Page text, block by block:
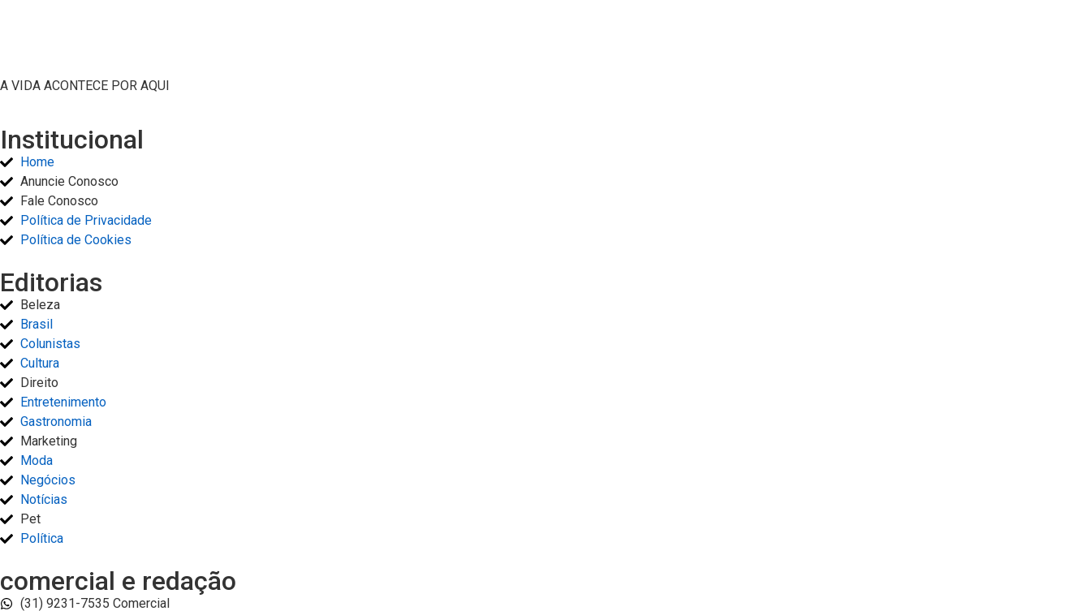
A VIDA ACONTECE POR AQUI
Institucional
Home
Anuncie Conosco
Fale Conosco
Política de Privacidade
Política de Cookies
Editorias
Beleza
Brasil
Colunistas
Cultura
Direito
Entretenimento
Gastronomia
Marketing
Moda
Negócios
Notícias
Pet
Política
comercial e redação
(31) 9231-7535 Comercial